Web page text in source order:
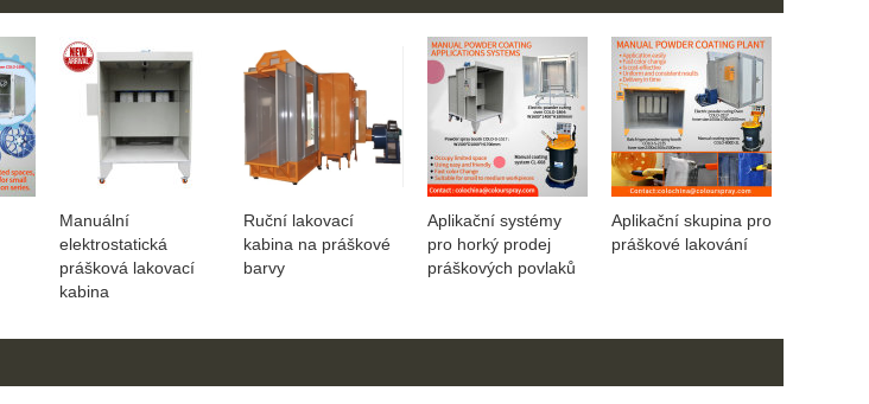
Manuální
elektrostatická
prášková lakovací
kabina
Ruční lakovací
kabina na práškové
barvy
Aplikační systémy
pro horký prodej
práškových povlaků
Aplikační skupina pro
práškové lakování